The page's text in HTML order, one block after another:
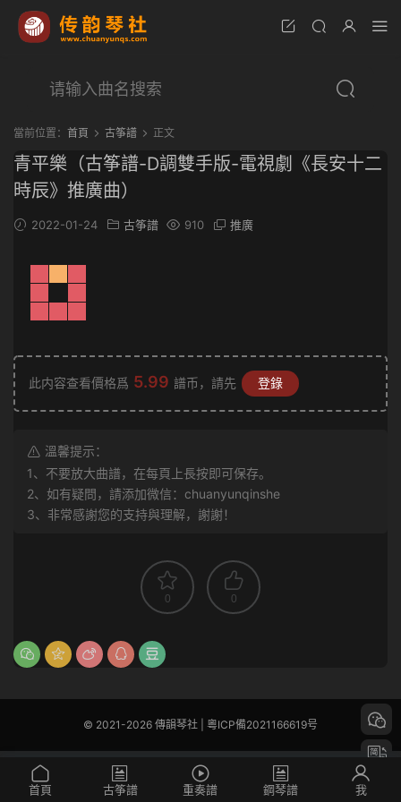
當前位置： 首頁 古筝譜 正文
青平樂（古筝譜-D調雙手版-電視劇《長安十二
時辰》推廣曲）
2022-01-24 古筝譜 910 推廣
此内容查看價格爲 5.99 譜币，請先 登錄
溫馨提示：
1、不要放大曲譜，在每頁上長按即可保存。
2、如有疑問，請添加微信：chuanyunqinshe
3、非常感謝您的支持與理解，謝謝！
0 0
© 2021-2026 傳韻琴社 | 粵ICP備2021166619号
首頁 古筝譜 重奏譜 鋼琴譜 我